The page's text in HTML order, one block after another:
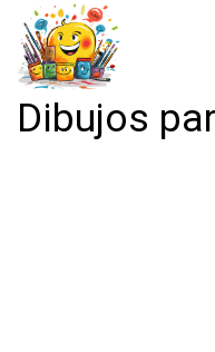
Dibujos